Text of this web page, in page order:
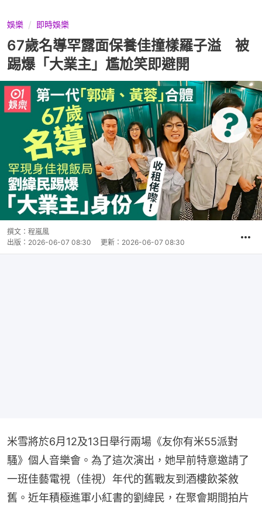
娛樂 即時娛樂
67歲名導罕露面保養佳撞樣羅子溢 被
踢爆「大業主」尷尬笑即避開
撰文： 程嵐風
出版： 2026-06-07 08:30 更新： 2026-06-07 08:30
米雪將於6月12及13日舉行兩場《友你有米55派對
騷》個人音樂會。為了這次演出，她早前特意邀請了
一班佳藝電視（佳視）年代的舊戰友到酒樓飲茶敘
舊。近年積極進軍小紅書的劉緯民，在聚會期間拍片